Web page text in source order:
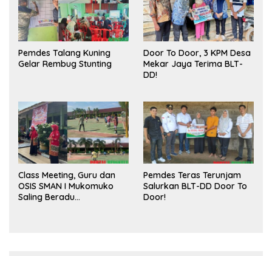
Pemdes Talang Kuning
Gelar Rembug Stunting
Door To Door, 3 KPM Desa
Mekar Jaya Terima BLT-
DD!
Class Meeting, Guru dan
OSIS SMAN I Mukomuko
Saling Beradu
Pemdes Teras Terunjam
Salurkan BLT-DD Door To
Door!